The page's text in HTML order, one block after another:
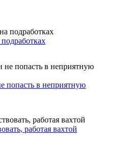
попасть в неприятную
работая вахтой